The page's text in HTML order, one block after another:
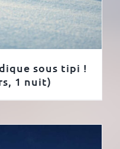
sous tipi !
1 nuit)